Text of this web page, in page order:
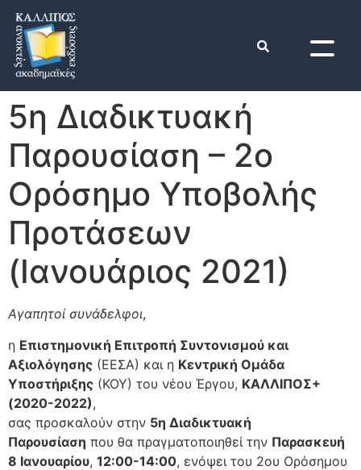
5η Διαδικτυακή
Παρουσίαση – 2ο
Ορόσημο Υποβολής
Προτάσεων
(Ιανουάριος 2021)
Αγαπητοί συνάδελφοι,
η Επιστημονική Επιτροπή Συντονισμού και
Αξιολόγησης (ΕΕΣΑ) και η Κεντρική Ομάδα
Υποστήριξης (ΚΟΥ) του νέου Έργου, ΚΑΛΛΙΠΟΣ+
(2020-2022),
σας προσκαλούν στην 5η Διαδικτυακή
Παρουσίαση που θα πραγματοποιηθεί την Παρασκευή
8 Ιανουαρίου, 12:00-14:00, ενόψει του 2ου Ορόσημου